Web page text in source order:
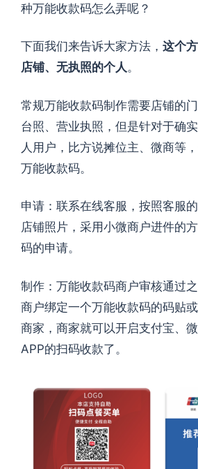
种万能收款码怎么弄呢？
下面我们来告诉大家方法， 这个
店铺、无执照的个人。
常规万能收款码制作需要店铺的
台照、营业执照，但是针对于确
人用户，比方说摊位主、微商等
万能收款码。
申请：联系在线客服，按照客服
店铺照片，采用小微商户进件的
码的申请。
制作：万能收款码商户审核通过
商户绑定一个万能收款码的码贴
商家，商家就可以开启支付宝、
APP的扫码收款了。